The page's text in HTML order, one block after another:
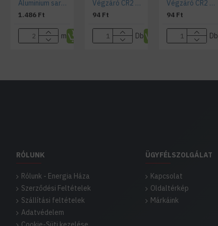
Aluminium sarok LED profil CR2 ezüst színű eloxált opál fedővel
1.486 Ft
m
Végzáró CR2 profilhoz teli
94 Ft
Db
Végzáró CR2 profilhoz "lyukas"
94 Ft
Db
RÓLUNK
Rólunk - Energia Háza
Szerződési Feltételek
Szállítási feltételek
Adatvédelem
ÜGYFÉLSZOLGÁLAT
Kapcsolat
Oldaltérkép
Márkáink